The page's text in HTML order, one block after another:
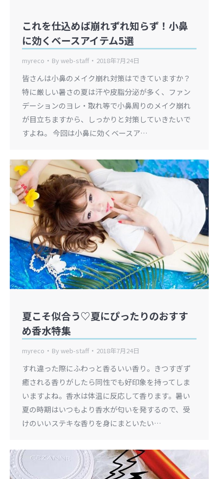
これを仕込めば崩れずれ知らず！小鼻
に効くベースアイテム5選
myreco Byweb-staff 2018年7月24日
皆さんは小鼻のメイク崩れ対策はできていますか？
特に厳しい暑さの夏は汗や皮脂分泌が多く、ファン
デーションのヨレ・取れ等で小鼻周りのメイク崩れ
が目立ちますから、しっかりと対策していきたいで
すよね。 今回は小鼻に効くベースア…
夏こそ似合う♡夏にぴったりのおすす
め香水特集
myreco Byweb-staff 2018年7月24日
すれ違った際にふわっと香るいい香り。きつすぎず
癒される香りがしたら同性でも好印象を持ってしま
いますよね。香水は体温に反応して香ります。暑い
夏の時期はいつもより香水が匂いを発するので、受
けのいいステキな香りを身にまといたい…